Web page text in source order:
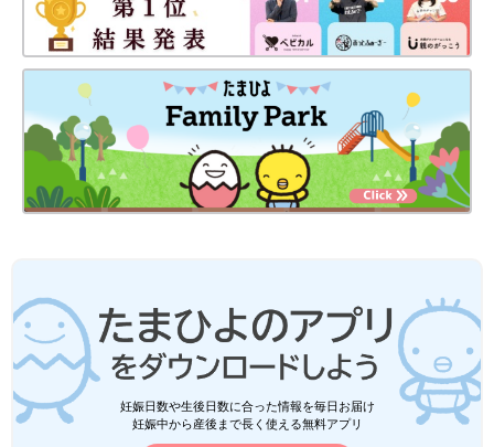
妊娠日数や生後日数に合った情報を毎日お届け
妊娠中から産後まで長く使える無料アプリ